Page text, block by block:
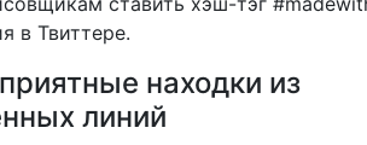
в Твиттере.
находки из
линий